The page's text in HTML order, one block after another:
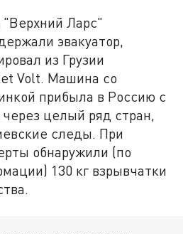
"Верхний Ларс"
эвакуатор,
из Грузии
Volt. Машина со
прибыла в Россию с
целый ряд стран,
следы. При
обнаружили (по
130 кг взрывчатки